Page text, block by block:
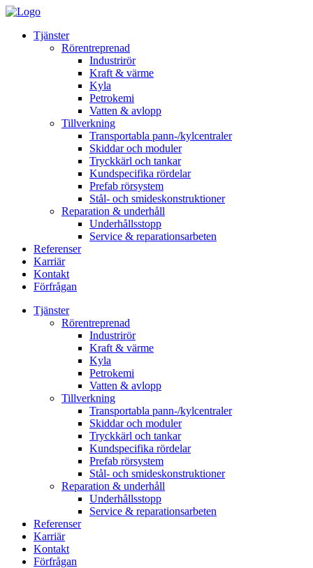
Tjänster
Rörentreprenad
Industrirör
Kraft & värme
Kyla
Petrokemi
Vatten & avlopp
Tillverkning
Transportabla pann-/kylcentraler
Skiddar och moduler
Tryckkärl och tankar
Kundspecifika rördelar
Prefab rörsystem
Stål- och smideskonstruktioner
Reparation & underhåll
Underhållsstopp
Service & reparationsarbeten
Referenser
Karriär
Kontakt
Förfrågan
Tjänster
Rörentreprenad
Industrirör
Kraft & värme
Kyla
Petrokemi
Vatten & avlopp
Tillverkning
Transportabla pann-/kylcentraler
Skiddar och moduler
Tryckkärl och tankar
Kundspecifika rördelar
Prefab rörsystem
Stål- och smideskonstruktioner
Reparation & underhåll
Underhållsstopp
Service & reparationsarbeten
Referenser
Karriär
Kontakt
Förfrågan